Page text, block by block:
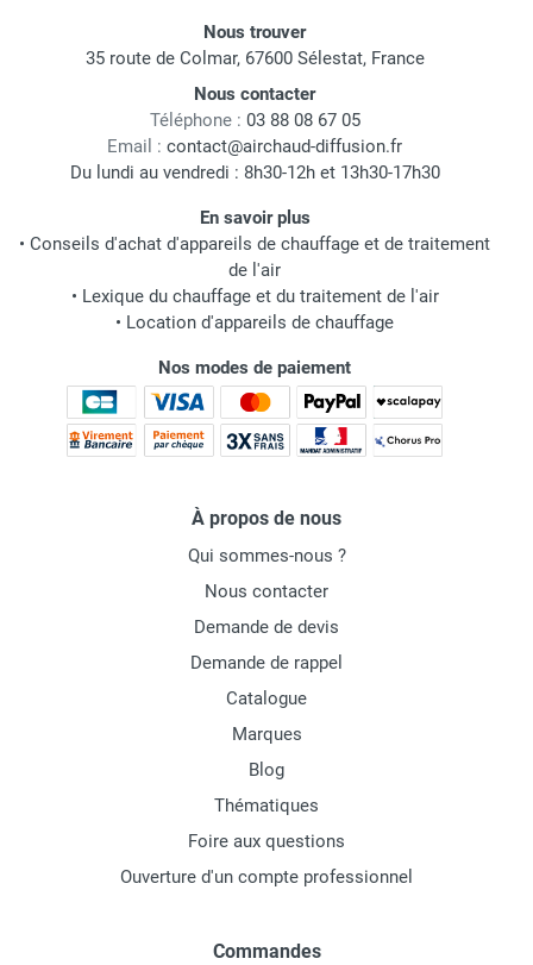
Nous trouver
35 route de Colmar, 67600 Sélestat, France
Nous contacter
Téléphone : 03 88 08 67 05
Email : contact@airchaud-diffusion.fr
Du lundi au vendredi : 8h30-12h et 13h30-17h30
En savoir plus
• Conseils d'achat d'appareils de chauffage et de traitement
de l'air
• Lexique du chauffage et du traitement de l'air
• Location d'appareils de chauffage
Nos modes de paiement
À propos de nous
Qui sommes-nous ?
Nous contacter
Demande de devis
Demande de rappel
Catalogue
Marques
Blog
Thématiques
Foire aux questions
Ouverture d'un compte professionnel
Commandes